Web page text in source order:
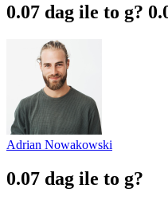
0.07 dag ile to g?
Adrian Nowakowski
0.07 dag ile to g?